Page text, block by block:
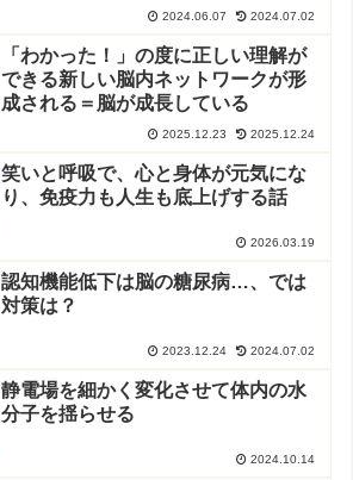
2024.06.07 2024.07.02
「わかった！」の度に正しい理解が
できる新しい脳内ネットワークが形
成される＝脳が成長している
2025.12.23 2025.12.24
笑いと呼吸で、心と身体が元気にな
り、免疫力も人生も底上げする話
2026.03.19
認知機能低下は脳の糖尿病…、では
対策は？
2023.12.24 2024.07.02
静電場を細かく変化させて体内の水
分子を揺らせる
2024.10.14